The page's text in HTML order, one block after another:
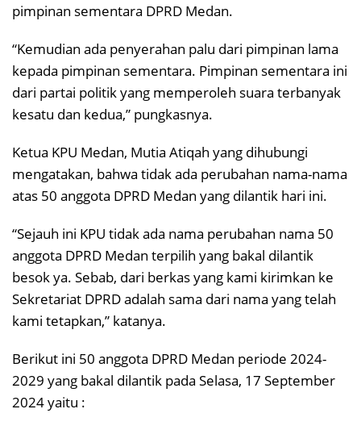
pimpinan sementara DPRD Medan.
“Kemudian ada penyerahan palu dari pimpinan lama
kepada pimpinan sementara. Pimpinan sementara ini
dari partai politik yang memperoleh suara terbanyak
kesatu dan kedua,” pungkasnya.
Ketua KPU Medan, Mutia Atiqah yang dihubungi
mengatakan, bahwa tidak ada perubahan nama-nama
atas 50 anggota DPRD Medan yang dilantik hari ini.
“Sejauh ini KPU tidak ada nama perubahan nama 50
anggota DPRD Medan terpilih yang bakal dilantik
besok ya. Sebab, dari berkas yang kami kirimkan ke
Sekretariat DPRD adalah sama dari nama yang telah
kami tetapkan,” katanya.
Berikut ini 50 anggota DPRD Medan periode 2024-
2029 yang bakal dilantik pada Selasa, 17 September
2024 yaitu :